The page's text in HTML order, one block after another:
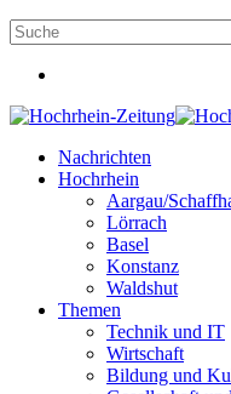
Nachrichten
Hochrhein
Aargau/
Lörrach
Basel
Konstanz
Waldshut
Themen
Technik und IT
Wirtschaft
Bildung und